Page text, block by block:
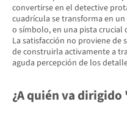
convertirse en el detective
cuadrícula se transforma en
o símbolo, en una pista crucial
La satisfacción no proviene de
de construirla activamente a
aguda percepción de los
¿A quién va